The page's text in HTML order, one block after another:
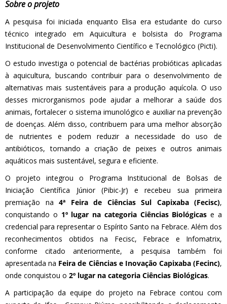
Sobre o projeto
A pesquisa foi iniciada enquanto Elisa era estudante do curso
técnico integrado em Aquicultura e bolsista do Programa
Institucional de Desenvolvimento Científico e Tecnológico (Picti).
O estudo investiga o potencial de bactérias probióticas aplicadas
à aquicultura, buscando contribuir para o desenvolvimento de
alternativas mais sustentáveis para a produção aquícola. O uso
desses microrganismos pode ajudar a melhorar a saúde dos
animais, fortalecer o sistema imunológico e auxiliar na prevenção
de doenças. Além disso, contribuem para uma melhor absorção
de nutrientes e podem reduzir a necessidade do uso de
antibióticos, tornando a criação de peixes e outros animais
aquáticos mais sustentável, segura e eficiente.
O projeto integrou o Programa Institucional de Bolsas de
Iniciação Científica Júnior (Pibic-Jr) e recebeu sua primeira
premiação na 4ª Feira de Ciências Sul Capixaba (Fecisc),
conquistando o 1º lugar na categoria Ciências Biológicas e a
credencial para representar o Espírito Santo na Febrace. Além dos
reconhecimentos obtidos na Fecisc, Febrace e Infomatrix,
conforme citado anteriormente, a pesquisa também foi
apresentada na Feira de Ciências e Inovação Capixaba (Fecinc),
onde conquistou o 2º lugar na categoria Ciências Biológicas.
A participação da equipe do projeto na Febrace contou com